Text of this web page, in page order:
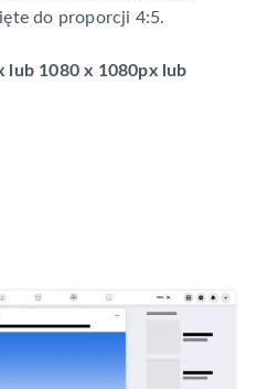
do proporcji 4:5.
lub 1080 x 1080px lub